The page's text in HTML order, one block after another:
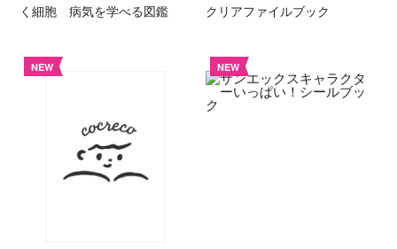
く細胞 病気を学べる図鑑
クリアファイルブック
NEW NEW